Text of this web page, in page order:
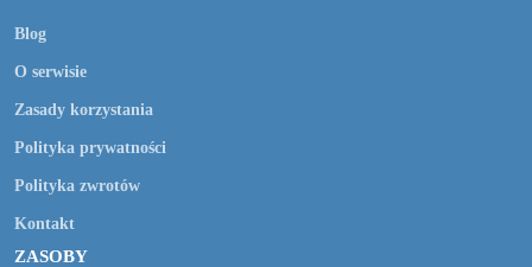
Blog
O serwisie
Zasady korzystania
Polityka prywatności
Polityka zwrotów
Kontakt
ZASOBY